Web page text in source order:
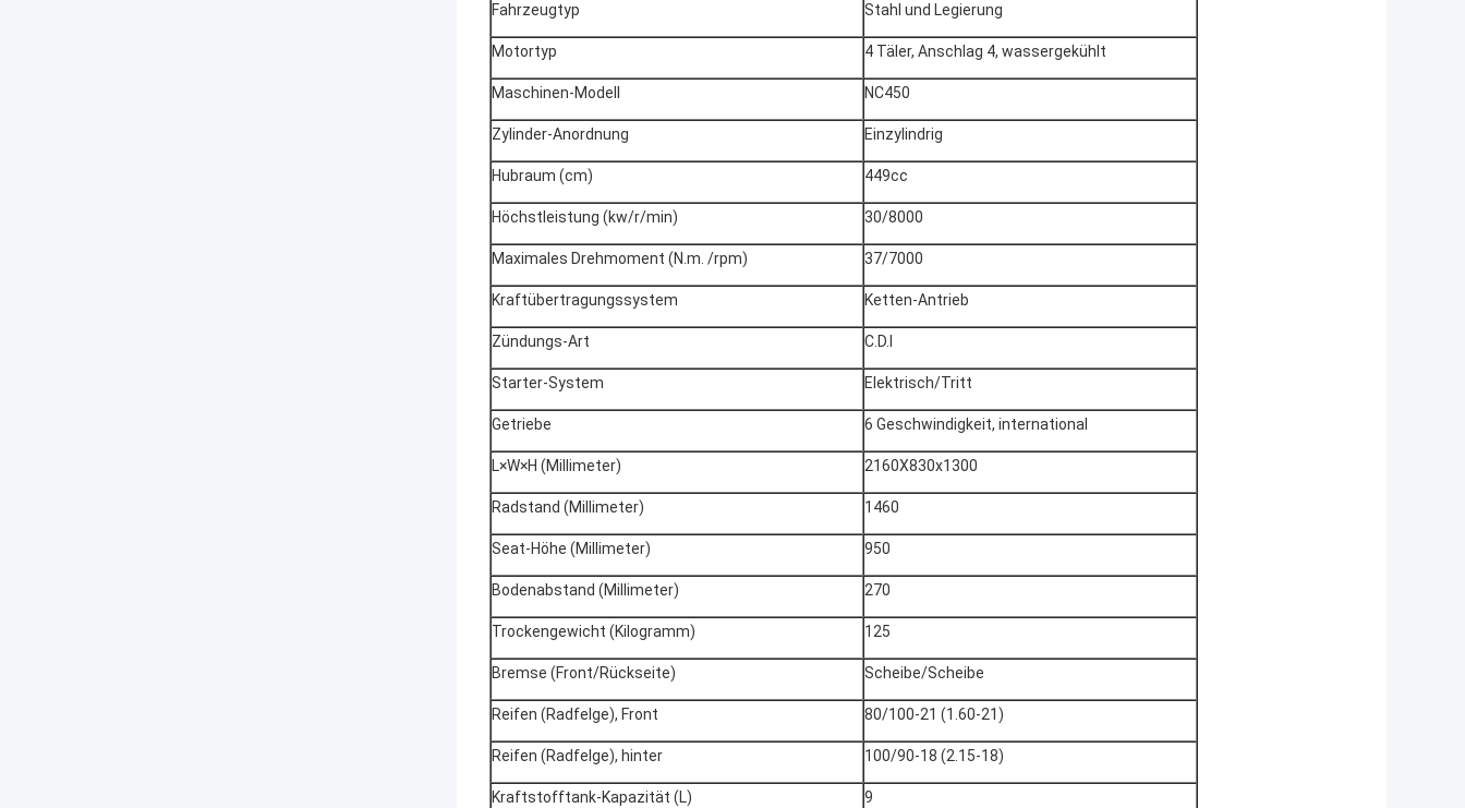
Fahrzeugtyp Stahl und Legierung
Motortyp 4 Täler, Anschlag 4, wassergekühlt
Maschinen-Modell NC450
Zylinder-Anordnung Einzylindrig
Hubraum (cm) 449cc
Höchstleistung (kw/r/min) 30/8000
Maximales Drehmoment (N.m. /rpm) 37/7000
Kraftübertragungssystem Ketten-Antrieb
Zündungs-Art C.D.I
Starter-System Elektrisch/Tritt
Getriebe 6 Geschwindigkeit, international
L×W×H (Millimeter) 2160X830x1300
Radstand (Millimeter) 1460
Seat-Höhe (Millimeter) 950
Bodenabstand (Millimeter) 270
Trockengewicht (Kilogramm) 125
Bremse (Front/Rückseite) Scheibe/Scheibe
Reifen (Radfelge), Front 80/100-21 (1.60-21)
Reifen (Radfelge), hinter 100/90-18 (2.15-18)
Kraftstofftank-Kapazität (L) 9